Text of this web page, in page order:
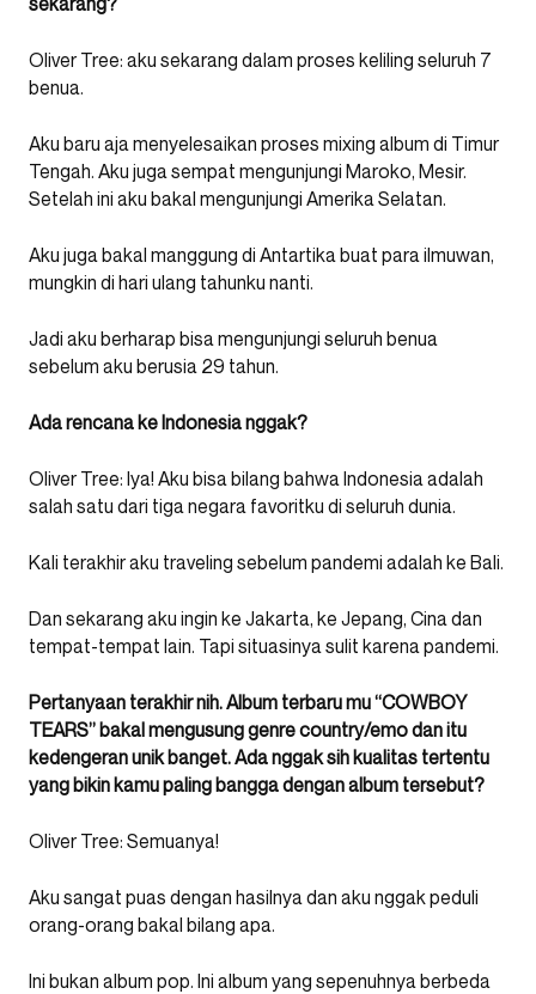
Oliver Tree: aku sekarang dalam proses keliling seluruh 7
benua.
Aku baru aja menyelesaikan proses mixing album di Timur
Tengah. Aku juga sempat mengunjungi Maroko, Mesir.
Setelah ini aku bakal mengunjungi Amerika Selatan.
Aku juga bakal manggung di Antartika buat para ilmuwan,
mungkin di hari ulang tahunku nanti.
Jadi aku berharap bisa mengunjungi seluruh benua
sebelum aku berusia 29 tahun.
Ada rencana ke Indonesia nggak?
Oliver Tree: Iya! Aku bisa bilang bahwa Indonesia adalah
salah satu dari tiga negara favoritku di seluruh dunia.
Kali terakhir aku traveling sebelum pandemi adalah ke Bali.
Dan sekarang aku ingin ke Jakarta, ke Jepang, Cina dan
tempat-tempat lain. Tapi situasinya sulit karena pandemi.
Pertanyaan terakhir nih. Album terbaru mu “COWBOY
TEARS” bakal mengusung genre country/emo dan itu
kedengeran unik banget. Ada nggak sih kualitas tertentu
yang bikin kamu paling bangga dengan album tersebut?
Oliver Tree: Semuanya!
Aku sangat puas dengan hasilnya dan aku nggak peduli
orang-orang bakal bilang apa.
Ini bukan album pop. Ini album yang sepenuhnya berbeda